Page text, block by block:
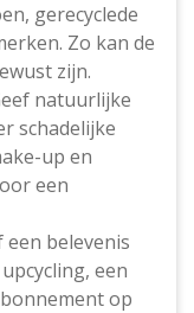
gerecyclede
Zo kan de
zijn.
natuurlijke
schadelijke
up en
een
een belevenis
een
op